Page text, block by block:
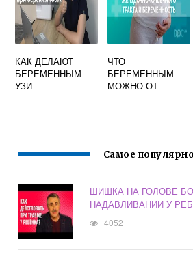
КАК ДЕЛАЮТ
БЕРЕМЕННЫМ
УЗИ
ЧТО
БЕРЕМЕННЫМ
МОЖНО ОТ
Самое
ШИШКА НА ГОЛОВЕ
НАДАВЛИВАНИИ У
4052